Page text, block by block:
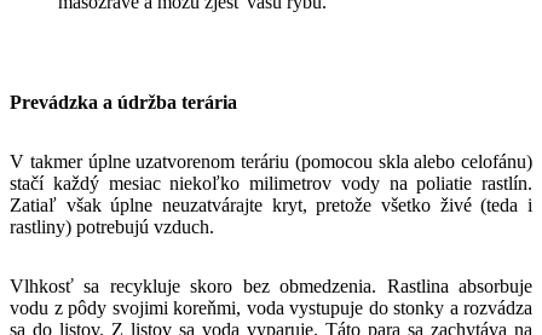
Prevádzka a údržba terária
V takmer úplne uzatvorenom teráriu (pomocou skla alebo celofánu)
stačí každý mesiac niekoľko milimetrov vody na poliatie rastlín.
Zatiaľ však úplne neuzatvárajte kryt, pretože všetko živé (teda i
rastliny) potrebujú vzduch.
Vlhkosť sa recykluje skoro bez obmedzenia. Rastlina absorbuje
vodu z pôdy svojimi koreňmi, voda vystupuje do stonky a rozvádza
sa do listov. Z listov sa voda vyparuje. Táto para sa zachytáva na